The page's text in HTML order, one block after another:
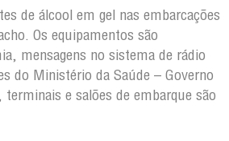
de álcool em gel nas embarcações
Os equipamentos são
mensagens no sistema de rádio
do Ministério da Saúde – Governo
e salões de embarque são